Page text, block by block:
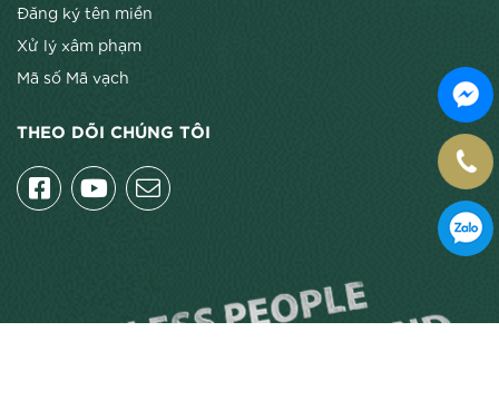
Đăng ký tên miền
Xử lý xâm phạm
Mã số Mã vạch
THEO DÕI CHÚNG TÔI